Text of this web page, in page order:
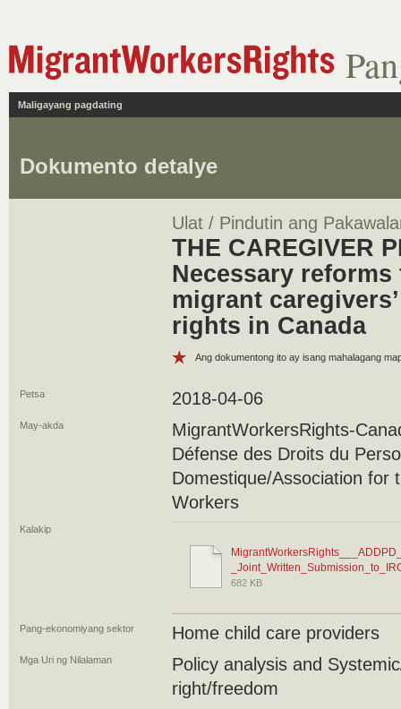
Maligayang pagdating
Dokumento detalye
Ulat / Pindutin ang
THE CAREGIVER
Necessary
migrant
rights in Canada
Ang dokumentong ito ay isang mahalagang
Petsa 2018-04-06
May-akda
MigrantWorkersRights-
Défense des Droits du
Domestique/Association for
Workers
Kalakip
682 KB
Pang-ekonomiyang sektor Home child care providers
Mga Uri ng Nilalaman
Policy analysis and
right/freedom